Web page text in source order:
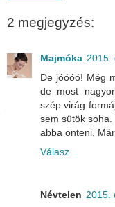
2 megjegyzés:
Majmóka 2015.
De jóóóó! Még
de most
szép virág
sem sütök
abba önteni.
Válasz
Névtelen 2015.